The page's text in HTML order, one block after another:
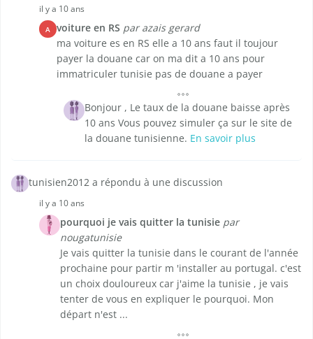
il y a 10 ans
A voiture en RS par azais gerard
ma voiture es en RS elle a 10 ans faut il toujour
payer la douane car on ma dit a 10 ans pour
immatriculer tunisie pas de douane a payer
Bonjour , Le taux de la douane baisse après
10 ans Vous pouvez simuler ça sur le site de
la douane tunisienne. En savoir plus
tunisien2012 a répondu à une discussion
il y a 10 ans
pourquoi je vais quitter la tunisie par
nougatunisie
Je vais quitter la tunisie dans le courant de l'année
prochaine pour partir m 'installer au portugal. c'est
un choix douloureux car j'aime la tunisie , je vais
tenter de vous en expliquer le pourquoi. Mon
départ n'est ...